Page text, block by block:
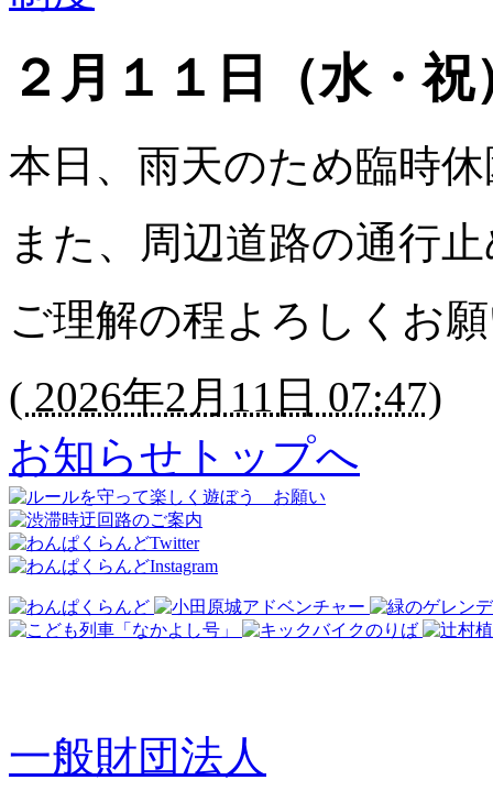
２月１１日（水・
本日、雨天のため臨時
また、周辺道路の通行
ご理解の程よろしくお
( 2026年2月11日 07:47)
お知らせトップへ
一般財団法人